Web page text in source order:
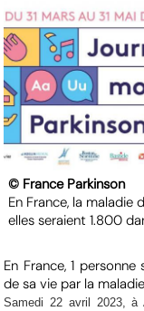
© France Parkinson
En France, la
elles seraient 1.800
En France, 1
de sa vie par la
Samedi 22 avril 2023, à